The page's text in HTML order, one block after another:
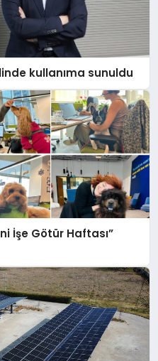
kullanıma sunuldu
İşe Götür Haftası”